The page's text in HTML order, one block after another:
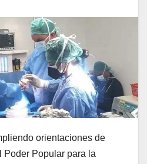
orientaciones de
Poder Popular para la